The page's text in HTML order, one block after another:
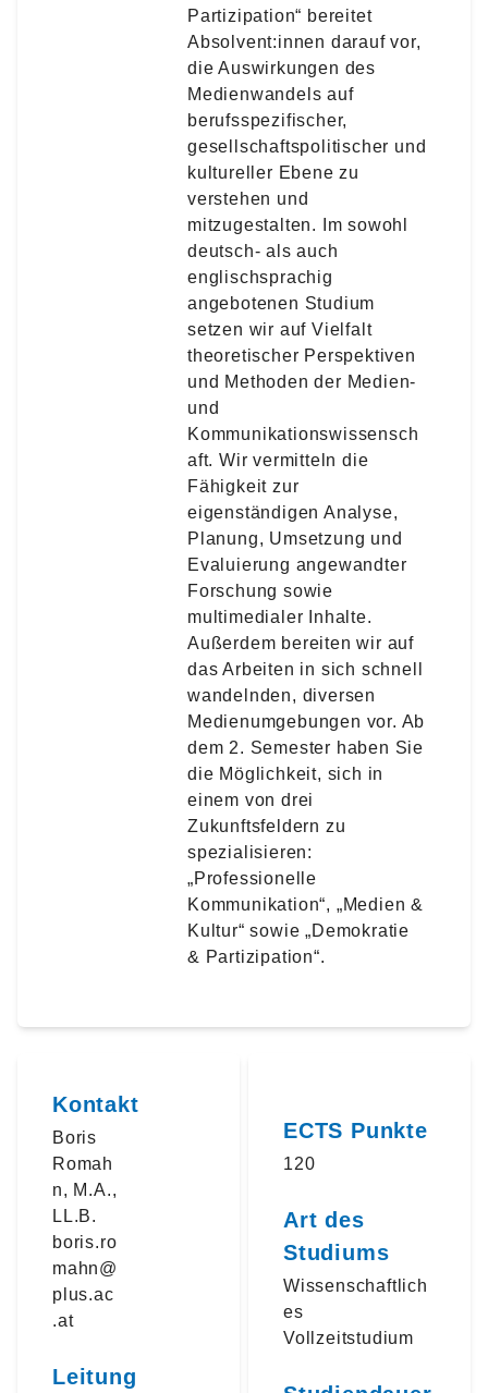
Partizipation“ bereitet
Absolvent:innen darauf vor,
die Auswirkungen des
Medienwandels auf
berufsspezifischer,
gesellschaftspolitischer und
kultureller Ebene zu
verstehen und
mitzugestalten. Im sowohl
deutsch- als auch
englischsprachig
angebotenen Studium
setzen wir auf Vielfalt
theoretischer Perspektiven
und Methoden der Medien-
und
Kommunikationswissensch
aft. Wir vermitteln die
Fähigkeit zur
eigenständigen Analyse,
Planung, Umsetzung und
Evaluierung angewandter
Forschung sowie
multimedialer Inhalte.
Außerdem bereiten wir auf
das Arbeiten in sich schnell
wandelnden, diversen
Medienumgebungen vor. Ab
dem 2. Semester haben Sie
die Möglichkeit, sich in
einem von drei
Zukunftsfeldern zu
spezialisieren:
„Professionelle
Kommunikation“, „Medien &
Kultur“ sowie „Demokratie
& Partizipation“.
Kontakt
Boris
Romah
n, M.A.,
LL.B.
boris.ro
mahn@
plus.ac
.at
Leitung
ECTS Punkte
120
Art des
Studiums
Wissenschaftlich
es
Vollzeitstudium